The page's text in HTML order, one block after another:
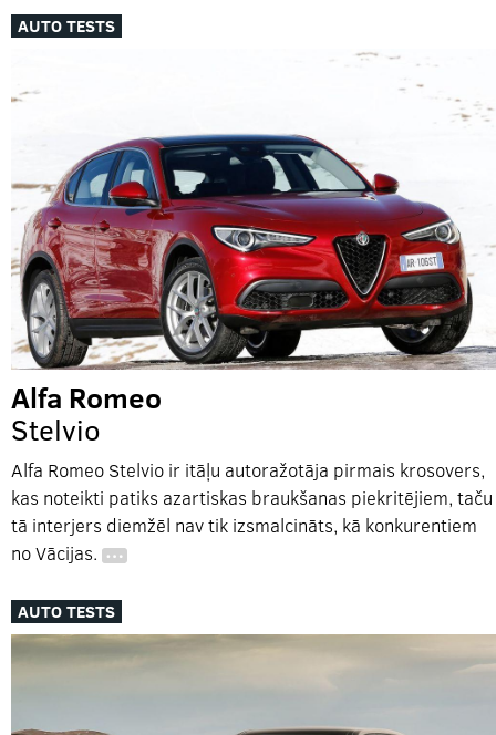
AUTO TESTS
Alfa Romeo
Stelvio
Alfa Romeo Stelvio ir itāļu autoražotāja pirmais krosovers,
kas noteikti patiks azartiskas braukšanas piekritējiem, taču
tā interjers diemžēl nav tik izsmalcināts, kā konkurentiem
no Vācijas. …
AUTO TESTS